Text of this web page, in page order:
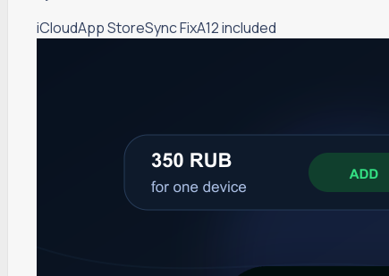
iCloudApp StoreSync FixA12 included